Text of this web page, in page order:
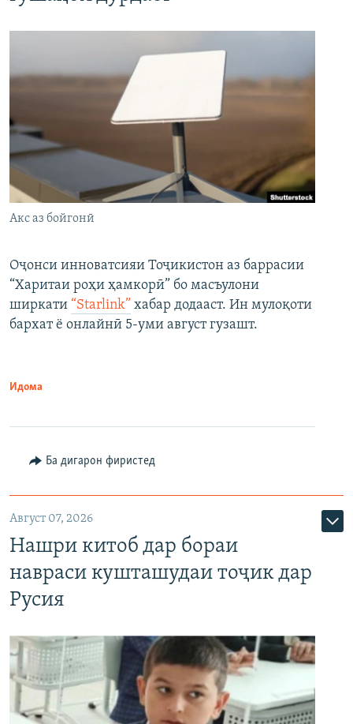
Акс аз бойгонӣ
Оҷонси инноватсияи Тоҷикистон аз баррасии
“Харитаи роҳи ҳамкорӣ” бо масъулони
ширкати “Starlink” хабар додааст. Ин мулоқоти
бархат ё онлайнӣ 5-уми август гузашт.
Идома
Ба дигарон фиристед
Август 07, 2026
Нашри китоб дар бораи
навраси кушташудаи тоҷик дар
Русия